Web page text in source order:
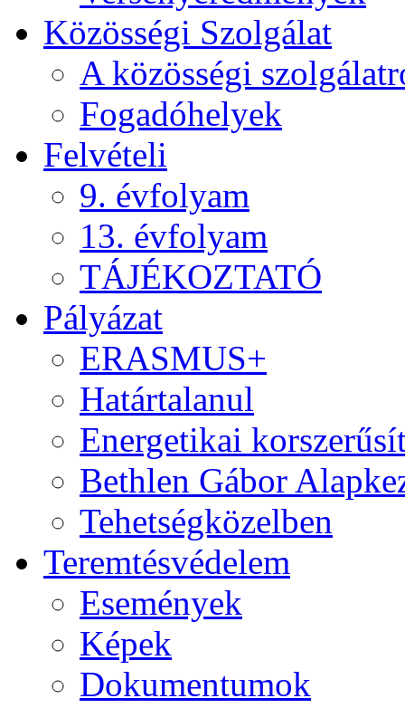
Közösségi Szolgálat
A közösségi
Fogadóhelyek
Felvételi
9. évfolyam
13. évfolyam
TÁJÉKOZTATÓ
Pályázat
ERASMUS+
Határtalanul
Energetikai
Bethlen Gábor
Tehetségközelben
Teremtésvédelem
Események
Képek
Dokumentumok